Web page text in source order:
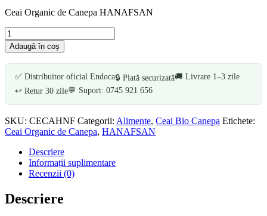
Ceai Organic de Canepa HANAFSAN
Cantitate
Ceai
Organic
de
Canepa
HANAFSAN
Adaugă în coș
✅ Distribuitor oficial Endoca🔒 Plată securizată🚚 Livrare 1–3 zile
↩️ Retur 30 zile💬 Suport: 0745 921 656
SKU: CECAHNF Categorii: Alimente, Ceai Bio Canepa Etichete:
Ceai Organic de Canepa, HANAFSAN
Descriere
Informații suplimentare
Recenzii (0)
Descriere